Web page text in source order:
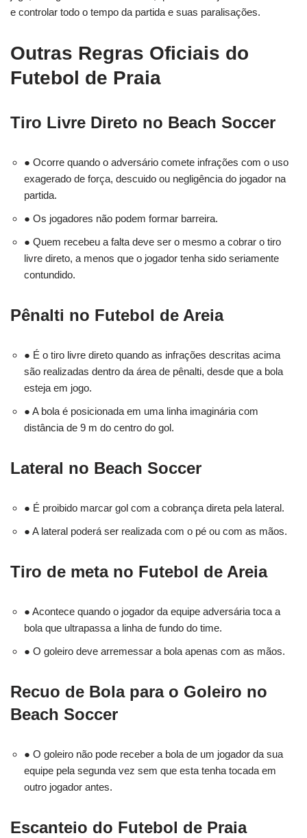
e controlar todo o tempo da partida e suas paralisações.
Outras Regras Oficiais do
Futebol de Praia
Tiro Livre Direto no Beach Soccer
● Ocorre quando o adversário comete infrações com o uso
exagerado de força, descuido ou negligência do jogador na
partida.
● Os jogadores não podem formar barreira.
● Quem recebeu a falta deve ser o mesmo a cobrar o tiro
livre direto, a menos que o jogador tenha sido seriamente
contundido.
Pênalti no Futebol de Areia
● É o tiro livre direto quando as infrações descritas acima
são realizadas dentro da área de pênalti, desde que a bola
esteja em jogo.
● A bola é posicionada em uma linha imaginária com
distância de 9 m do centro do gol.
Lateral no Beach Soccer
● É proibido marcar gol com a cobrança direta pela lateral.
● A lateral poderá ser realizada com o pé ou com as mãos.
Tiro de meta no Futebol de Areia
● Acontece quando o jogador da equipe adversária toca a
bola que ultrapassa a linha de fundo do time.
● O goleiro deve arremessar a bola apenas com as mãos.
Recuo de Bola para o Goleiro no
Beach Soccer
● O goleiro não pode receber a bola de um jogador da sua
equipe pela segunda vez sem que esta tenha tocada em
outro jogador antes.
Escanteio do Futebol de Praia